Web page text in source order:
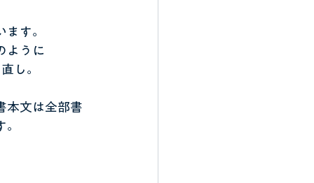
す。
ように
し。
本文は全部書